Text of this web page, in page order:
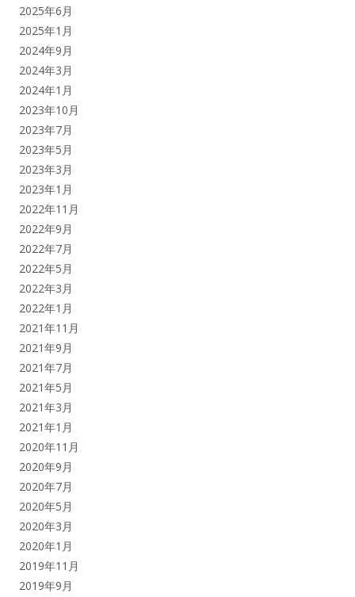
2025年6月
2025年1月
2024年9月
2024年3月
2024年1月
2023年10月
2023年7月
2023年5月
2023年3月
2023年1月
2022年11月
2022年9月
2022年7月
2022年5月
2022年3月
2022年1月
2021年11月
2021年9月
2021年7月
2021年5月
2021年3月
2021年1月
2020年11月
2020年9月
2020年7月
2020年5月
2020年3月
2020年1月
2019年11月
2019年9月